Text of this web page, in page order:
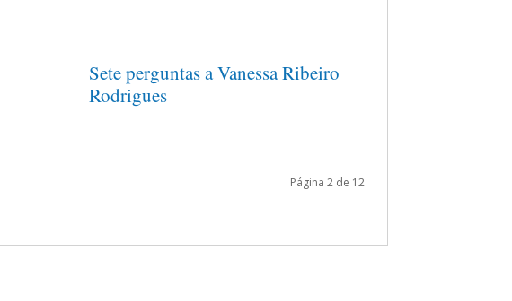
Sete perguntas a Vanessa Ribeiro
Rodrigues
Página 2 de 12